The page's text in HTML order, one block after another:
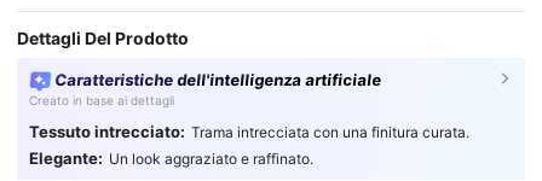
Dettagli Del Prodotto
Caratteristiche dell'intelligenza artificiale
Creato in base ai dettagli
Tessuto intrecciato: Trama intrecciata con una finitura curata.
Elegante: Un look aggraziato e raffinato.